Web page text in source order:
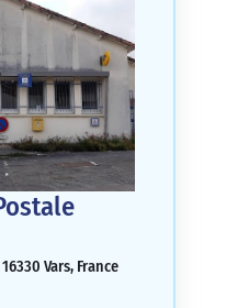
Vars, France